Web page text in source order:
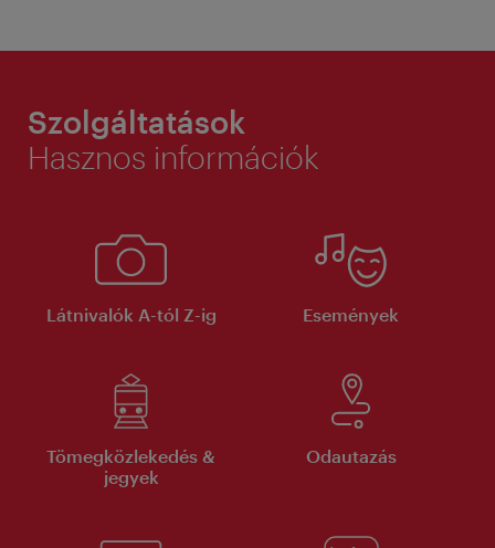
Szolgáltatások
Hasznos információk
Látnivalók A-tól Z-ig Események
Tömegközlekedés &
jegyek
Odautazás